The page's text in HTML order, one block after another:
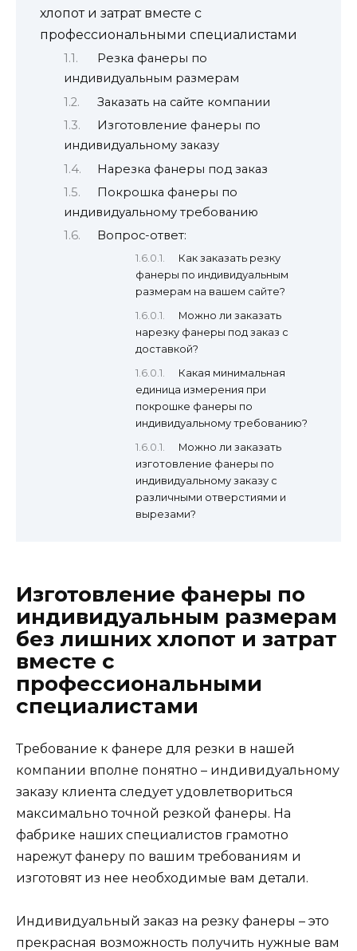
хлопот и затрат вместе с
профессиональными специалистами
Резка фанеры по
индивидуальным размерам
Заказать на сайте компании
Изготовление фанеры по
индивидуальному заказу
Нарезка фанеры под заказ
Покрошка фанеры по
индивидуальному требованию
Вопрос-ответ:
Как заказать резку
фанеры по индивидуальным
размерам на вашем сайте?
Можно ли заказать
нарезку фанеры под заказ с
доставкой?
Какая минимальная
единица измерения при
покрошке фанеры по
индивидуальному требованию?
Можно ли заказать
изготовление фанеры по
индивидуальному заказу с
различными отверстиями и
вырезами?
Изготовление фанеры по
индивидуальным размерам
без лишних хлопот и затрат
вместе с
профессиональными
специалистами
Требование к фанере для резки в нашей
компании вполне понятно – индивидуальному
заказу клиента следует удовлетвориться
максимально точной резкой фанеры. На
фабрике наших специалистов грамотно
нарежут фанеру по вашим требованиям и
изготовят из нее необходимые вам детали.
Индивидуальный заказ на резку фанеры – это
прекрасная возможность получить нужные вам